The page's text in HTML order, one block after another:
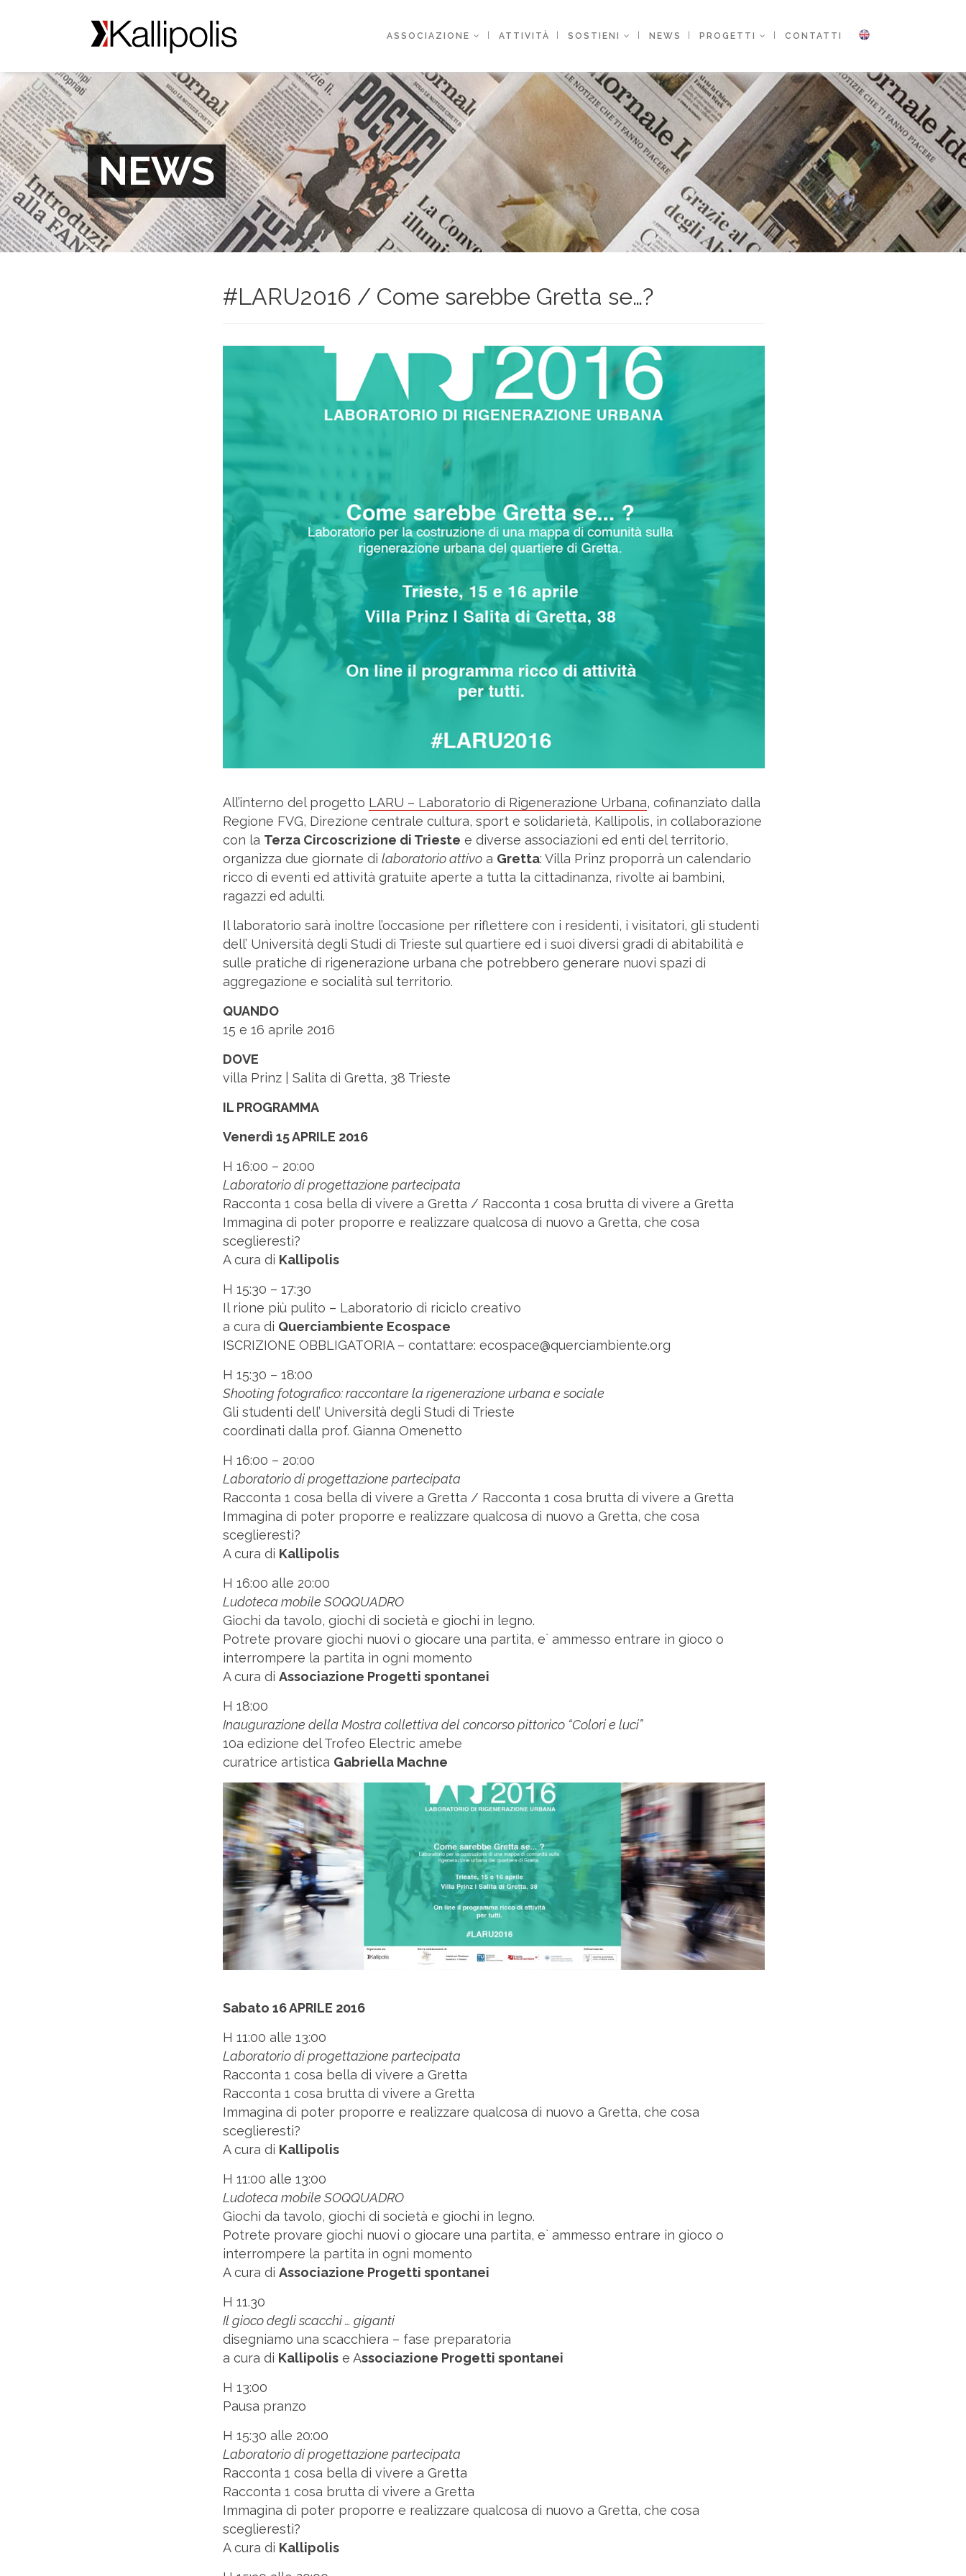
ASSOCIAZIONE ATTIVITÀ SOSTIENI NEWS PROGETTI CONTATTI
NEWS
#LARU2016 / Come sarebbe Gretta se…?
All’interno del progetto LARU – Laboratorio di Rigenerazione Urbana, cofinanziato dalla
Regione FVG, Direzione centrale cultura, sport e solidarietà, Kallipolis, in collaborazione
con la Terza Circoscrizione di Trieste e diverse associazioni ed enti del territorio,
organizza due giornate dilaboratorio attivo a Gretta: Villa Prinz proporrà un calendario
ricco di eventi ed attività gratuite aperte a tutta la cittadinanza, rivolte ai bambini,
ragazzi ed adulti.
Il laboratorio sarà inoltre l’occasione per riflettere con i residenti, i visitatori, gli studenti
dell’ Università degli Studi di Trieste sul quartiere ed i suoi diversi gradi di abitabilità e
sulle pratiche di rigenerazione urbana che potrebbero generare nuovi spazi di
aggregazione e socialità sul territorio.
QUANDO
15 e 16 aprile 2016
DOVE
villa Prinz | Salita di Gretta, 38 Trieste
IL PROGRAMMA
Venerdì 15 APRILE 2016
H 16:00 – 20:00
Laboratorio di progettazione partecipata
Racconta 1 cosa bella di vivere a Gretta / Racconta 1 cosa brutta di vivere a Gretta
Immagina di poter proporre e realizzare qualcosa di nuovo a Gretta, che cosa
sceglieresti?
A cura di Kallipolis
H 15:30 – 17:30
Il rione più pulito – Laboratorio di riciclo creativo
a cura di Querciambiente Ecospace
ISCRIZIONE OBBLIGATORIA – contattare: ecospace@querciambiente.org
H 15:30 – 18:00
Shooting fotografico: raccontare la rigenerazione urbana e sociale
Gli studenti dell’ Università degli Studi di Trieste
coordinati dalla prof. Gianna Omenetto
H 16:00 – 20:00
Laboratorio di progettazione partecipata
Racconta 1 cosa bella di vivere a Gretta / Racconta 1 cosa brutta di vivere a Gretta
Immagina di poter proporre e realizzare qualcosa di nuovo a Gretta, che cosa
sceglieresti?
A cura di Kallipolis
H 16:00 alle 20:00
Ludoteca mobile SOQQUADRO
Giochi da tavolo, giochi di società e giochi in legno.
Potrete provare giochi nuovi o giocare una partita, e` ammesso entrare in gioco o
interrompere la partita in ogni momento
A cura diAssociazione Progetti spontanei
H 18:00
Inaugurazione della Mostra collettiva del concorso pittorico “Colori e luci”
10a edizione del Trofeo Electric amebe
curatrice artistica Gabriella Machne
Sabato 16 APRILE 2016
H 11:00 alle 13:00
Laboratorio di progettazione partecipata
Racconta 1 cosa bella di vivere a Gretta
Racconta 1 cosa brutta di vivere a Gretta
Immagina di poter proporre e realizzare qualcosa di nuovo a Gretta, che cosa
sceglieresti?
A cura di Kallipolis
H 11:00 alle 13:00
Ludoteca mobile SOQQUADRO
Giochi da tavolo, giochi di società e giochi in legno.
Potrete provare giochi nuovi o giocare una partita, e` ammesso entrare in gioco o
interrompere la partita in ogni momento
A cura diAssociazione Progetti spontanei
H 11.30
Il gioco degli scacchi … giganti
disegniamo una scacchiera – fase preparatoria
a cura di Kallipolis e Associazione Progetti spontanei
H 13:00
Pausa pranzo
H 15:30 alle 20:00
Laboratorio di progettazione partecipata
Racconta 1 cosa bella di vivere a Gretta
Racconta 1 cosa brutta di vivere a Gretta
Immagina di poter proporre e realizzare qualcosa di nuovo a Gretta, che cosa
sceglieresti?
A cura di Kallipolis